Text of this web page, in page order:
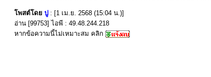
โพสต์โดย ปู : [1 เม.ย. 2568 (15:04 น.)]
อ่าน [99753] ไอพี : 49.48.244.218
หากข้อความนี้ไม่เหมาะสม คลิก